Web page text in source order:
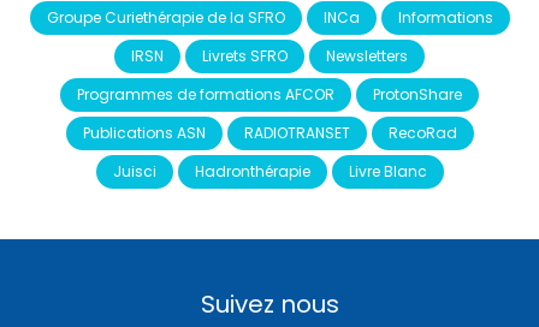
Groupe Curiethérapie de la SFRO
INCa
Informations
IRSN
Livrets SFRO
Newsletters
Programmes de formations AFCOR
ProtonShare
Publications ASN
RADIOTRANSET
RecoRad
Juisci
Hadronthérapie Livre Blanc
Suivez nous